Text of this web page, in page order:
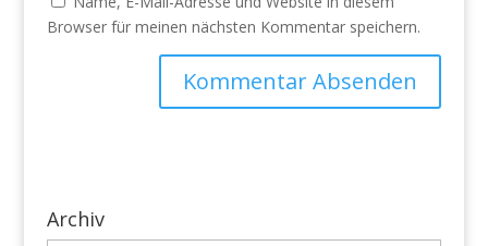
Browser für meinen nächsten Kommentar speichern.
Archiv